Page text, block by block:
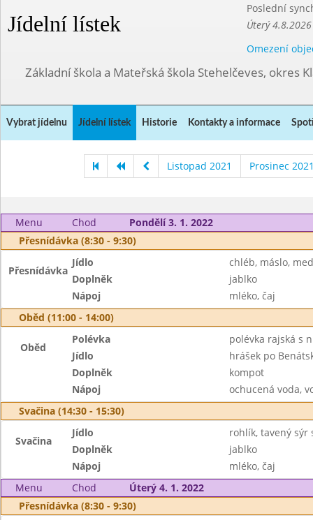
Jídelní lístek
Poslední
Úterý
Omezení
Základní škola a Mateřská škola Stehelčeves, okres
Vybrat jídelnu Jídelní lístek Historie Kontakty a informace
Listopad 2021 Prosinec
Menu Chod
Pondělí 3. 1. 2022
Přesnídávka (8:30 - 9:30)
Přesnídávka
Jídlo
chléb, máslo, med
Doplněk
jablko
Nápoj
mléko, čaj
Oběd (11:00 - 14:00)
Oběd
Polévka
polévka rajská s
Jídlo
hrášek po
Doplněk
kompot
Nápoj
ochucená voda,
Svačina (14:30 - 15:30)
Svačina
Jídlo
rohlík, tavený sýr
Doplněk
jablko
Nápoj
mléko, čaj
Menu
Chod
Úterý 4. 1. 2022
Přesnídávka (8:30 - 9:30)